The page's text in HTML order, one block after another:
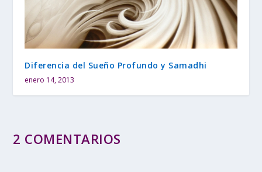
Diferencia del Sueño Profundo y Samadhi
enero 14, 2013
2 COMENTARIOS